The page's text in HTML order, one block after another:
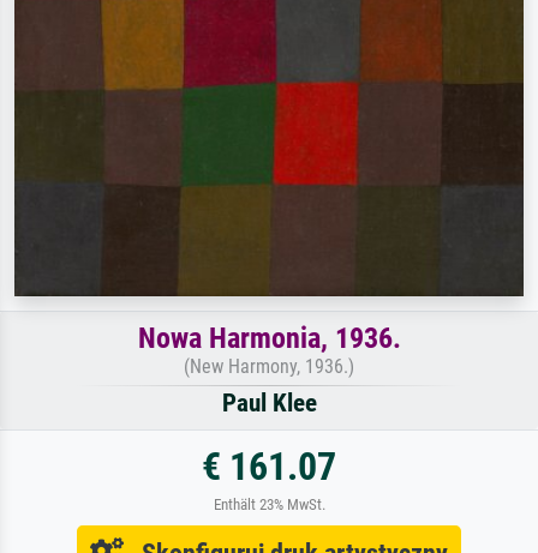
Nowa Harmonia, 1936.
(New Harmony, 1936.)
Paul Klee
€ 161.07
Enthält 23% MwSt.